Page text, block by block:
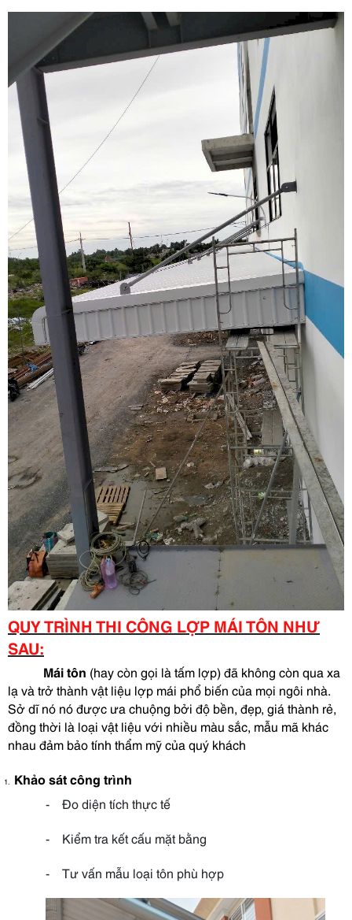
QUY TRÌNH THI CÔNG LỢP MÁI TÔN NHƯ
SAU:
Mái tôn (hay còn gọi là tấm lợp) đã không còn qua xa
lạ và trở thành vật liệu lợp mái phổ biến của mọi ngôi nhà.
Sở dĩ nó nó được ưa chuộng bởi độ bền, đẹp, giá thành rẻ,
đồng thời là loại vật liệu với nhiều màu sắc, mẫu mã khác
nhau đảm bảo tính thẩm mỹ của quý khách
1. Khảo sát công trình
-
Đo diện tích thực tế
-
Kiểm tra kết cấu mặt bằng
-
Tư vấn mẫu loại tôn phù hợp